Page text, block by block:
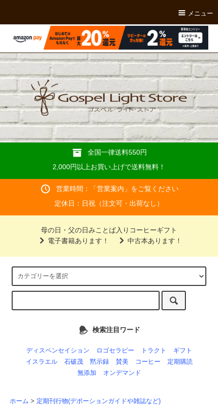
メニュー
全国一律送料550円
2,000円以上お買い上げで送料無料！
営業時間：「営業案内 」をご覧ください
定休日：日祝（注文可・出荷なし）
母の日・父の日みことば入りコーヒーギフト
電子書籍あります！
中古本あります！
検索注目ワード
ディスペンセイション ロゴセラピー トラクト
ギフト
イスラエル
石破茂 黙示録 賛美 コーヒー
定期購読
無添加
オンデマンド
ホーム > 定期刊行物(デボーションガイドや雑誌など)